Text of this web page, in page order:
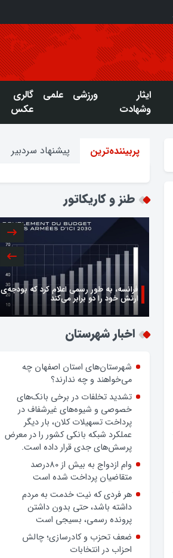
ایثار
وشهادت
ورزشی علمی
گالری
عکس
پربیننده‌ترین پیشنهاد سردبیر
طنز و کاریکاتور
فرانسه، به طور رسمی اعلام کرد که بودجه‌ی
ارتش خود را دو برابر می‌کند
اخبار شهرستان
شهرستان‌های استان اصفهان چه
می‌خواهند و چه ندارند؟
تشدید تخلفات در برخی بانک‌های
خصوصی و شیوه‌های غیرشفاف در
پرداخت تسهیلات کلان، بار دیگر
عملکرد شبکه بانکی کشور را در معرض
پرسش‌های جدی قرار داده است.
وام ازدواج به بیش از 80درصد
متقاضیان پرداخت شده است
هر فردی که نیت خدمت به مردم
داشته باشد، حتی بدون داشتن
پرونده رسمی، بسیجی است
ضعف تحزب و کادرسازی؛ چالش
احزاب در انتخابات